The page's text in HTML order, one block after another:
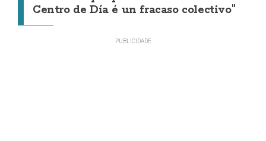
Centro de Día é un fracaso colectivo"